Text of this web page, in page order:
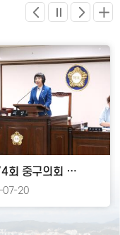
제274회 중구의회 임시회 제1차 본회의
07-20